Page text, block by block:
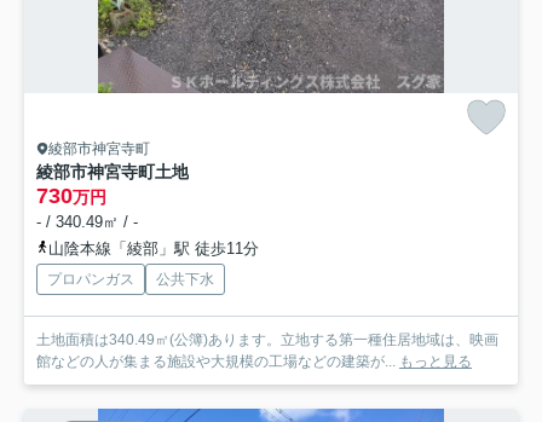
綾部市神宮寺町
綾部市神宮寺町土地
730万円
- / 340.49㎡ / -
山陰本線「綾部」駅 徒歩11分
プロパンガス 公共下水
土地面積は340.49㎡(公簿)あります。立地する第一種住居地域は、映画
館などの人が集まる施設や大規模の工場などの建築が... もっと見る